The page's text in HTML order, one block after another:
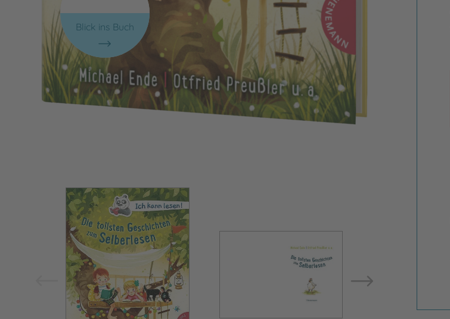
Blick ins Buch